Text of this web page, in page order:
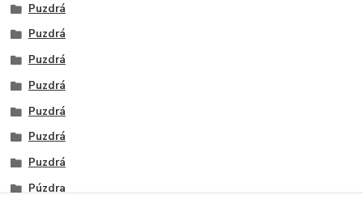
Puzdrá
Puzdrá
Puzdrá
Puzdrá
Puzdrá
Puzdrá
Puzdrá
Púzdra